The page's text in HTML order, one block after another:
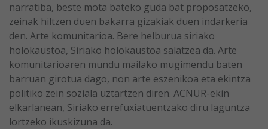
narratiba, beste mota bateko guda bat proposatzeko,
zeinak hiltzen duen bakarra gizakiak duen indarkeria
den. Arte komunitarioa. Bere helburua siriako
holokaustoa, Siriako holokaustoa salatzea da. Arte
komunitarioaren mundu mailako mugimendu baten
barruan girotua dago, non arte eszenikoa eta ekintza
politiko zein soziala uztartzen diren. ACNUR-ekin
elkarlanean, Siriako errefuxiatuentzako diru laguntza
lortzeko ikuskizuna da.